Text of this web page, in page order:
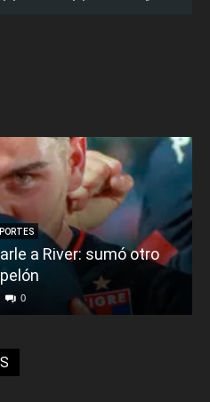
a River: sumó otro
0